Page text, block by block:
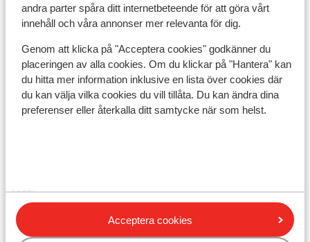
andra parter spåra ditt internetbeteende för att göra vårt
innehåll och våra annonser mer relevanta för dig.
Genom att klicka på "Acceptera cookies" godkänner du
placeringen av alla cookies. Om du klickar på "Hantera" kan
du hitta mer information inklusive en lista över cookies där
du kan välja vilka cookies du vill tillåta. Du kan ändra dina
preferenser eller återkalla ditt samtycke när som helst.
Acceptera cookies
Dricks:
Det är normalt att ge 10 % av totalbeloppet i dricks på
barer och restauranger i Grekland.
Elektricitet:
220 Volt.
Mat:
Typiska grekiska maträtter är bland annat Souvlaki,
Tzatziki och Mousaka.